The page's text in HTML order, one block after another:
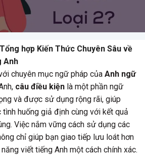
hợp Kiến Thức Chuyên Sâu về
Anh
chuyên mục ngữ pháp của Anh ngữ
câu điều kiện là một phần ngữ
và được sử dụng rộng rãi, giúp
huống giả định cùng với kết quả
Việc nắm vững cách sử dụng các
chỉ giúp bạn giao tiếp lưu loát hơn
viết tiếng Anh một cách chính xác.